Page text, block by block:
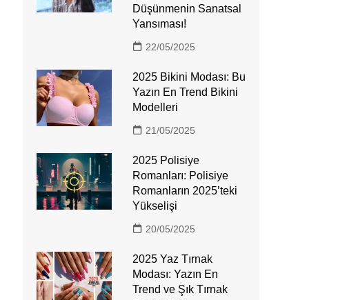
Düşünmenin Sanatsal
Yansıması!
22/05/2025
2025 Bikini Modası: Bu
Yazın En Trend Bikini
Modelleri
21/05/2025
2025 Polisiye
Romanları: Polisiye
Romanların 2025’teki
Yükselişi
20/05/2025
2025 Yaz Tırnak
Modası: Yazın En
Trend ve Şık Tırnak